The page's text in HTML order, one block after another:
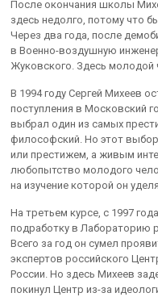
После окончания школы
здесь недолго, потому что
Через два года, после
в Военно-воздушную
Жуковского. Здесь молодой
В 1994 году Сергей Михеев
поступления в Московский
выбрал один из самых
философский. Но этот
или престижем, а живым
любопытство молодого
на изучение которой он
На третьем курсе, с 1997
подработку в Лабораторию
Всего за год он сумел
экспертов российского
России. Но здесь Михеев
покинул Центр из-за